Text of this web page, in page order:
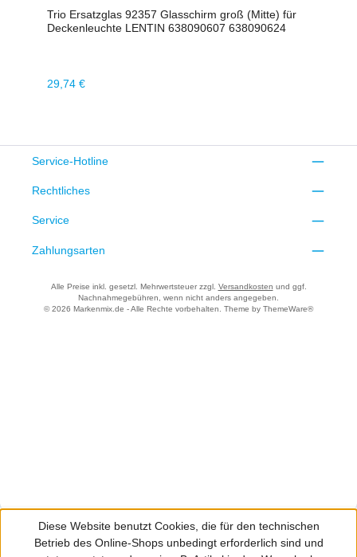
Trio Ersatzglas 92357 Glasschirm groß (Mitte) für
Deckenleuchte LENTIN 638090607 638090624
Regulärer Preis:
29,74 €
Service-Hotline
Rechtliches
Service
Zahlungsarten
Alle Preise inkl. gesetzl. Mehrwertsteuer zzgl. Versandkosten und ggf.
Nachnahmegebühren, wenn nicht anders angegeben.
© 2026 Markenmix.de - Alle Rechte vorbehalten. Theme by ThemeWare®
Diese Website benutzt Cookies, die für den technischen
Betrieb des Online-Shops unbedingt erforderlich sind und